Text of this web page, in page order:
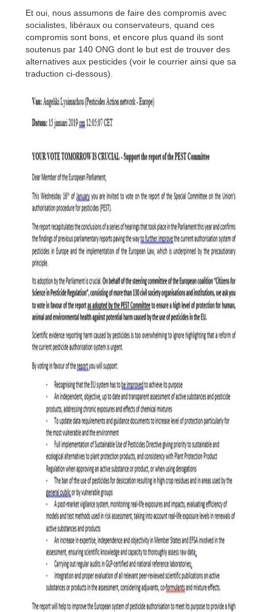
Et oui, nous assumons de faire des compromis avec
socialistes, libéraux ou conservateurs, quand ces
compromis sont bons, et encore plus quand ils sont
soutenus par 140 ONG dont le but est de trouver des
alternatives aux pesticides (voir le courrier ainsi que sa
traduction ci-dessous).